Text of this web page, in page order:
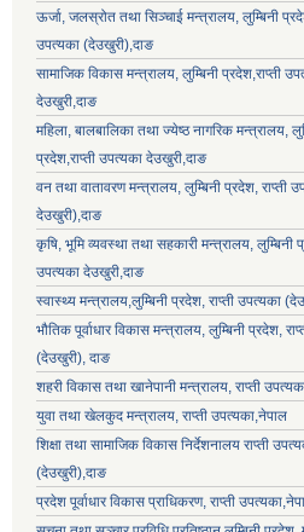
ऊर्जा, जलस्रोत तथा सिञ्चाई मन्त्रालय, लुम्बिनी
उपत्यका (देउखुरी),दाङ
सामाजिक विकास मन्‍‍त्रालय, लुम्बिनी प्रदेश,राप्ती
देउखुरी,दाङ
महिला, बालबालिका तथा ज्येष्ठ नागरिक मन्त्रालय,
प्रदेश,राप्ती उपत्यका देउखुरी,दाङ
वन तथा वातावरण मन्त्रालय, लुम्बिनी प्रदेश, राप्ती
देउखुरी),दाङ
कृषि, भूमि व्यवस्था तथा सहकारी मन्त्रालय, लुम्बिनी
उपत्यका देउखुरी,दाङ
स्वास्थ्य मन्त्रालय,लुम्बिनी प्रदेश, राप्ती उपत्यका
भौतिक पूर्वाधार विकास मन्त्रालय, लुम्बिनी प्रदेश,
(देउखुरी), दाङ
शहरी विकास तथा खानेपानी मन्त्रालय, राप्ती
युवा तथा खेलकुद मन्त्रालय, राप्ती उपत्यका,नेपाल
शिक्षा तथा सामाजिक विकास निर्देशनालय राप्ती
(देउखुरी),दाङ
प्रदेश पूर्वाधार विकास प्राधिकरण, राप्ती